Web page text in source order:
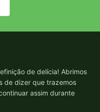
de delícia! Abrimos
de dizer que trazemos
assim durante